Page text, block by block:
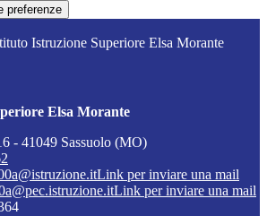
preferenze
Istruzione Superiore Elsa Morante
Elsa Morante
- 41049 Sassuolo (MO)
Link per inviare una mail
Link per inviare una mail